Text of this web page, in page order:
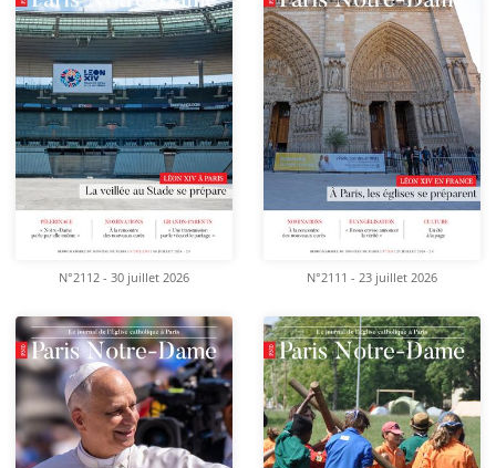
N°2112 - 30 juillet 2026 N°2111 - 23 juillet 2026